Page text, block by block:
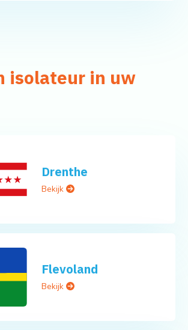
isolateur in uw
Drenthe
Bekijk
Flevoland
Bekijk